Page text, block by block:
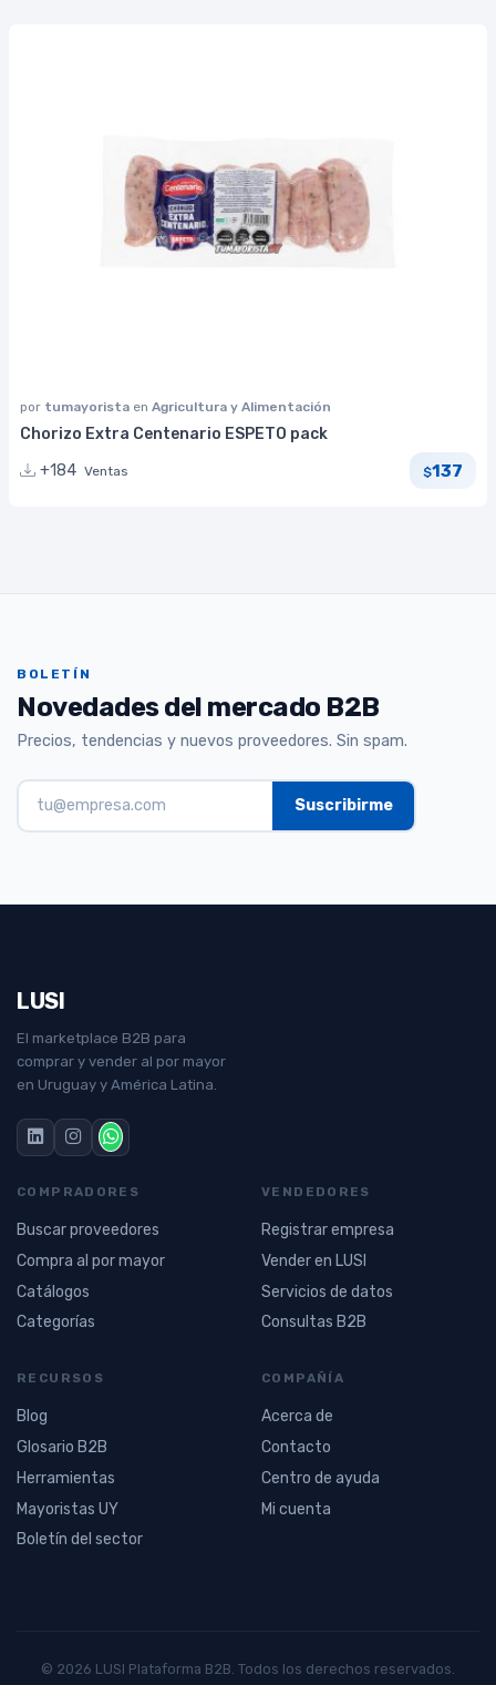
por tumayorista en Agricultura y Alimentación
Chorizo Extra Centenario ESPETO pack
+184 Ventas $137
BOLETÍN
Novedades del mercado B2B
Precios, tendencias y nuevos proveedores. Sin spam.
LUSI
El marketplace B2B para
comprar y vender al por mayor
en Uruguay y América Latina.
COMPRADORES
Buscar proveedores
Compra al por mayor
Catálogos
Categorías
VENDEDORES
Registrar empresa
Vender en LUSI
Servicios de datos
Consultas B2B
RECURSOS
Blog
Glosario B2B
Herramientas
Mayoristas UY
Boletín del sector
COMPAÑÍA
Acerca de
Contacto
Centro de ayuda
Mi cuenta
© 2026 LUSI Plataforma B2B. Todos los derechos reservados.